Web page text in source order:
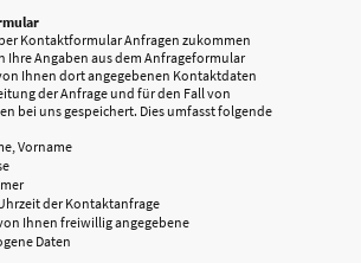
Kontaktformular Anfragen zukommen
Ihre Angaben aus dem Anfrageformular
Ihnen dort angegebenen Kontaktdaten
der Anfrage und für den Fall von
bei uns gespeichert. Dies umfasst folgende
Vorname
der Kontaktanfrage
Ihnen freiwillig angegebene
Daten